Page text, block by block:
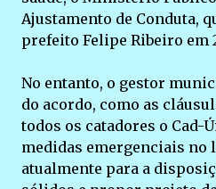
Ajustamento de Conduta,
prefeito Felipe Ribeiro em
No entanto, o gestor
do acordo, como as
todos os catadores o Cad-
medidas emergenciais no
atualmente para a